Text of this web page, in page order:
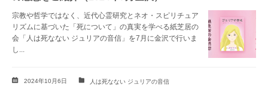
宗教や哲学ではなく、近代心霊研究とネオ・スピリチュア
リズムに基づいた「死について」の真実を学べる紙芝居の
会「人は死なない ジュリアの音信」を7月に金沢で行いま
し...
2024年10月6日 人は死なない ジュリアの音信